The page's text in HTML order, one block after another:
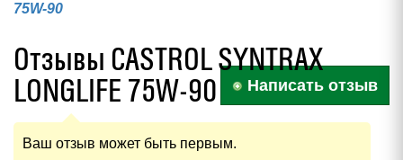
75W-90
Отзывы CASTROL SYNTRAX
LONGLIFE 75W-90
Написать отзыв
Ваш отзыв может быть первым.